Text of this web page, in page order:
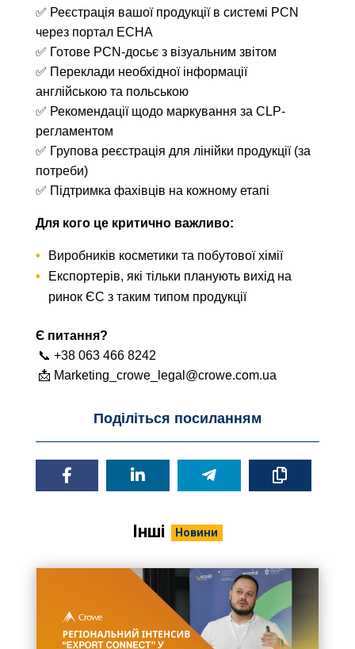
✅ Реєстрація вашої продукції в системі PCN
через портал ECHA
✅ Готове PCN-досьє з візуальним звітом
✅ Переклади необхідної інформації
англійською та польською
✅ Рекомендації щодо маркування за CLP-
регламентом
✅ Групова реєстрація для лінійки продукції (за
потреби)
✅ Підтримка фахівців на кожному етапі
Для кого це критично важливо:
Виробників косметики та побутової хімії
Експортерів, які тільки планують вихід на
ринок ЄС з таким типом продукції
Є питання?
📞 +38 063 466 8242
📩 Marketing_crowe_legal@crowe.com.ua
Поділіться посиланням
Інші Новини